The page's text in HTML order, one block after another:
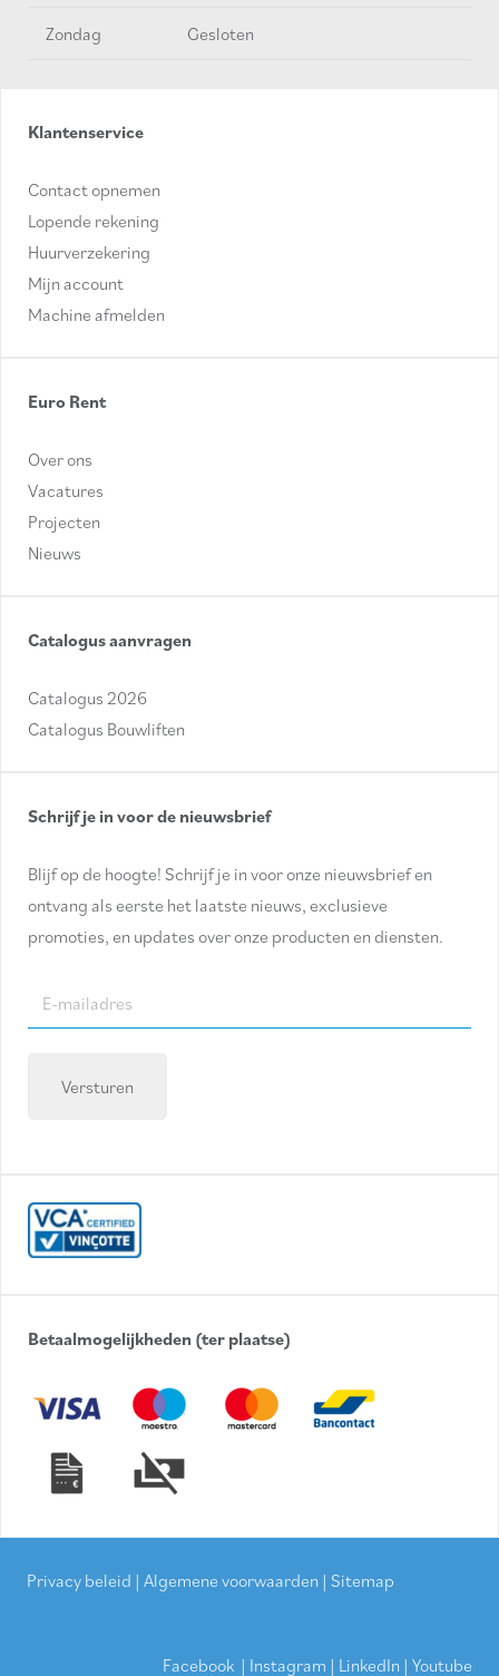
Zondag Gesloten
Klantenservice
Contact opnemen
Lopende rekening
Huurverzekering
Mijn account
Machine afmelden
Euro Rent
Over ons
Vacatures
Projecten
Nieuws
Catalogus aanvragen
Catalogus 2026
Catalogus Bouwliften
Schrijf je in voor de nieuwsbrief
Blijf op de hoogte! Schrijf je in voor onze nieuwsbrief en
ontvang als eerste het laatste nieuws, exclusieve
promoties, en updates over onze producten en diensten.
mailadres
Betaalmogelijkheden (ter plaatse)
Privacy beleid | Algemene voorwaarden | Sitemap
Facebook | Instagram | LinkedIn | Youtube